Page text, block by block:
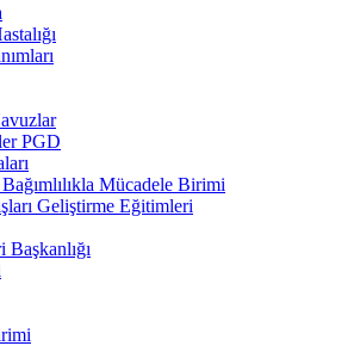
PGD
Mücadele Birimi
Geliştirme Eğitimleri